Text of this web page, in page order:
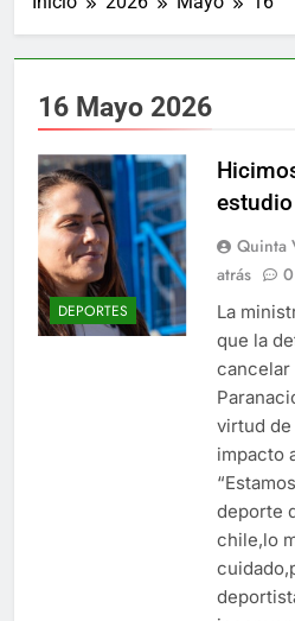
16 Mayo 2026
DEPORTES
estudio
Quinta
atrás
0
La
que la
cancelar
virtud
impacto
deporte
chile,lo